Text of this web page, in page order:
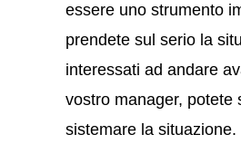
essere uno strumento
prendete sul serio la
interessati ad andare
vostro manager, potete
sistemare la situazione.